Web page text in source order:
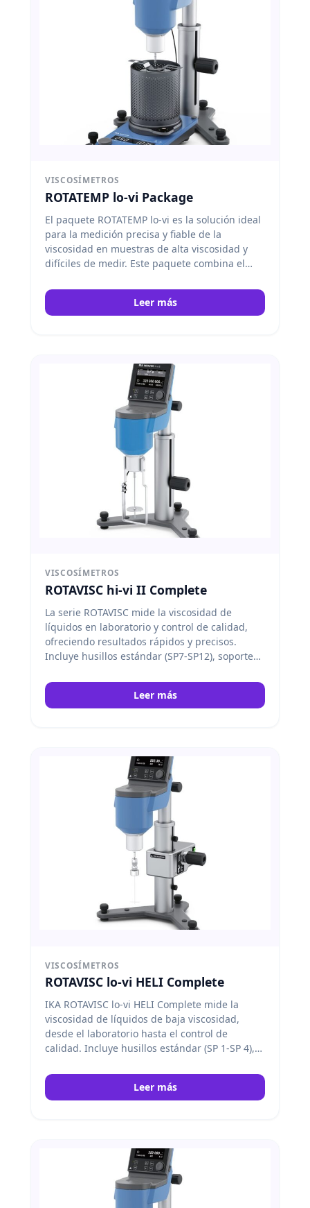
VISCOSÍMETROS
ROTATEMP lo-vi Package
El paquete ROTATEMP lo-vi es la solución ideal
para la medición precisa y fiable de la
viscosidad en muestras de alta viscosidad y
difíciles de medir. Este paquete combina el
sistema de alta temperatura ROTATEMP para
garantizar un control óptimo de la
Leer más
VISCOSÍMETROS
ROTAVISC hi-vi II Complete
La serie ROTAVISC mide la viscosidad de
líquidos en laboratorio y control de calidad,
ofreciendo resultados rápidos y precisos.
Incluye husillos estándar (SP7-SP12), soporte
ROTASTAND. IKA
Leer más
VISCOSÍMETROS
ROTAVISC lo-vi HELI Complete
IKA ROTAVISC lo-vi HELI Complete mide la
viscosidad de líquidos de baja viscosidad,
desde el laboratorio hasta el control de
calidad. Incluye husillos estándar (SP 1-SP 4),
conectores y soporte HELISTAND. IKA
Leer más